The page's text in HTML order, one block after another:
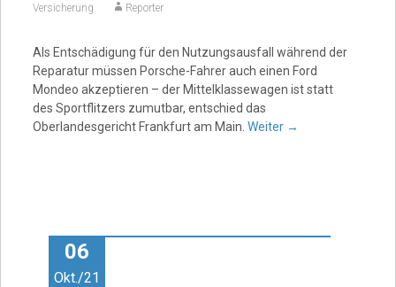
Versicherung Reporter
Als Entschädigung für den Nutzungsausfall während der
Reparatur müssen Porsche-Fahrer auch einen Ford
Mondeo akzeptieren – der Mittelklassewagen ist statt
des Sportflitzers zumutbar, entschied das
Oberlandesgericht Frankfurt am Main. Weiter →
06
Okt./21